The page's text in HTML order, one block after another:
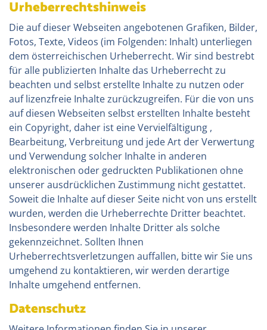
Urheberrechtshinweis
Die auf dieser Webseiten angebotenen Grafiken, Bilder,
Fotos, Texte, Videos (im Folgenden: Inhalt) unterliegen
dem österreichischen Urheberrecht. Wir sind bestrebt
für alle publizierten Inhalte das Urheberrecht zu
beachten und selbst erstellte Inhalte zu nutzen oder
auf lizenzfreie Inhalte zurückzugreifen. Für die von uns
auf diesen Webseiten selbst erstellten Inhalte besteht
ein Copyright, daher ist eine Vervielfältigung ,
Bearbeitung, Verbreitung und jede Art der Verwertung
und Verwendung solcher Inhalte in anderen
elektronischen oder gedruckten Publikationen ohne
unserer ausdrücklichen Zustimmung nicht gestattet.
Soweit die Inhalte auf dieser Seite nicht von uns erstellt
wurden, werden die Urheberrechte Dritter beachtet.
Insbesondere werden Inhalte Dritter als solche
gekennzeichnet. Sollten Ihnen
Urheberrechtsverletzungen auffallen, bitte wir Sie uns
umgehend zu kontaktieren, wir werden derartige
Inhalte umgehend entfernen.
Datenschutz